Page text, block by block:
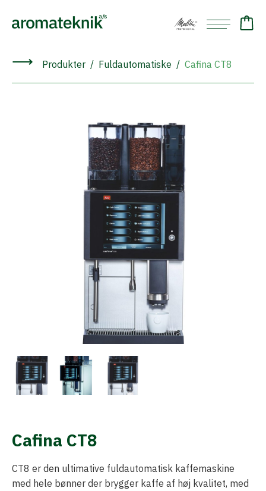
⟶ Produkter Fuldautomatiske Cafina CT8
Cafina CT8
CT8 er den ultimative fuldautomatisk kaffemaskine
med hele bønner der brygger kaffe af høj kvalitet, med